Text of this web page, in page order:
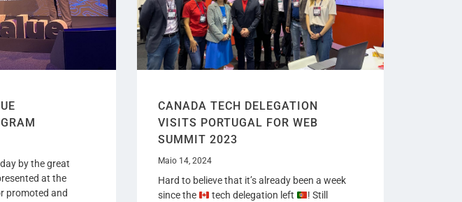
by the great
at the
promoted and
CANADA TECH DELEGATION
VISITS PORTUGAL FOR WEB
SUMMIT 2023
Maio 14, 2024
Hard to believe that it’s already been a week
since the
tech delegation left
! Still